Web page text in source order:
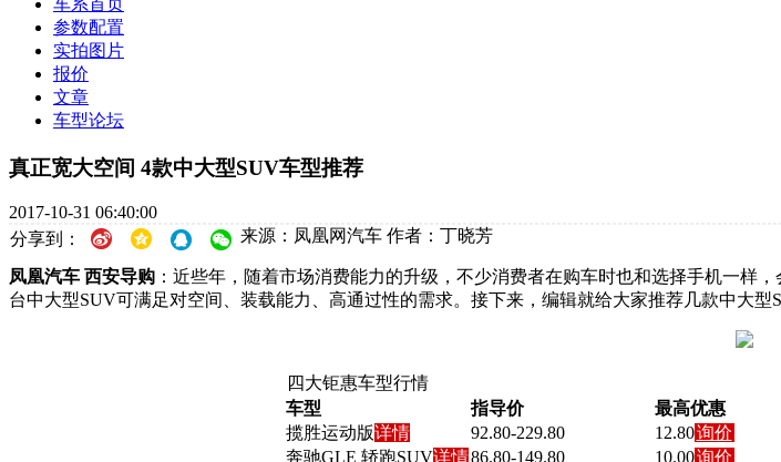
参数配置
实拍图片
报价
文章
车型论坛
真正宽大空间 4款中大型SUV车型推荐
2017-10-31 06:40:00
分享到：
来源：凤凰网汽车 作者：丁晓芳
凤凰汽车 西安导购 ：近些年，随着市场消费能力的升级，不少消费者在购车时也和选择手机一样
台中大型SUV可满足对空间、装载能力、高通过性的需求。接下来，编辑就给大家推荐几款中大型
四大钜惠车型行情
车型
指导价 最高优惠
揽胜运动版详情 92.80-229.80 12.80询价
奔驰GLE 轿跑SUV详情86.80-149.80 10.00询价